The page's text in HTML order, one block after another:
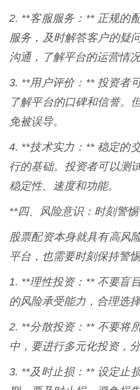
2. **客服服务：** 正规的
服务，及时解答客户的疑
沟通，了解平台的运营情
3. **用户评价：** 投资者
了解平台的口碑和信誉。
免被误导。
4. **技术实力：** 稳定的
行的基础。投资者可以测
稳定性、速度和功能。
**四、风险意识：时刻警
股票配资本身就具有高风
平台，也需要时刻保持警
1. **理性投资：** 不要盲
的风险承受能力，合理选择
2. **分散投资：** 不要将
中，要进行多元化投资，分
3. **及时止损：** 设定止